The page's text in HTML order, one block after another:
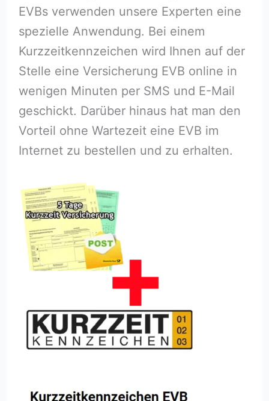
EVBs verwenden unsere Experten eine
spezielle Anwendung. Bei einem
Kurzzeitkennzeichen wird Ihnen auf der
Stelle eine Versicherung EVB online in
wenigen Minuten per SMS und E-Mail
geschickt. Darüber hinaus hat man den
Vorteil ohne Wartezeit eine EVB im
Internet zu bestellen und zu erhalten.